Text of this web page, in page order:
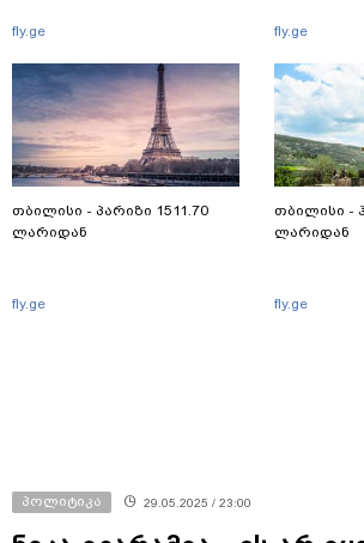
fly.ge
თბილისი - პარიზი 1511.70
ლარიდან
fly.ge
fly.ge
თბილისი -
ლარიდან
fly.ge
პოლიტიკა 29.05.2025 / 23:00